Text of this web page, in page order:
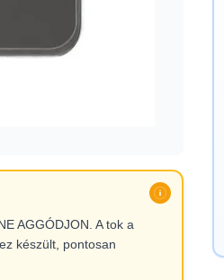
AGGÓDJON. A tok a
készült, pontosan